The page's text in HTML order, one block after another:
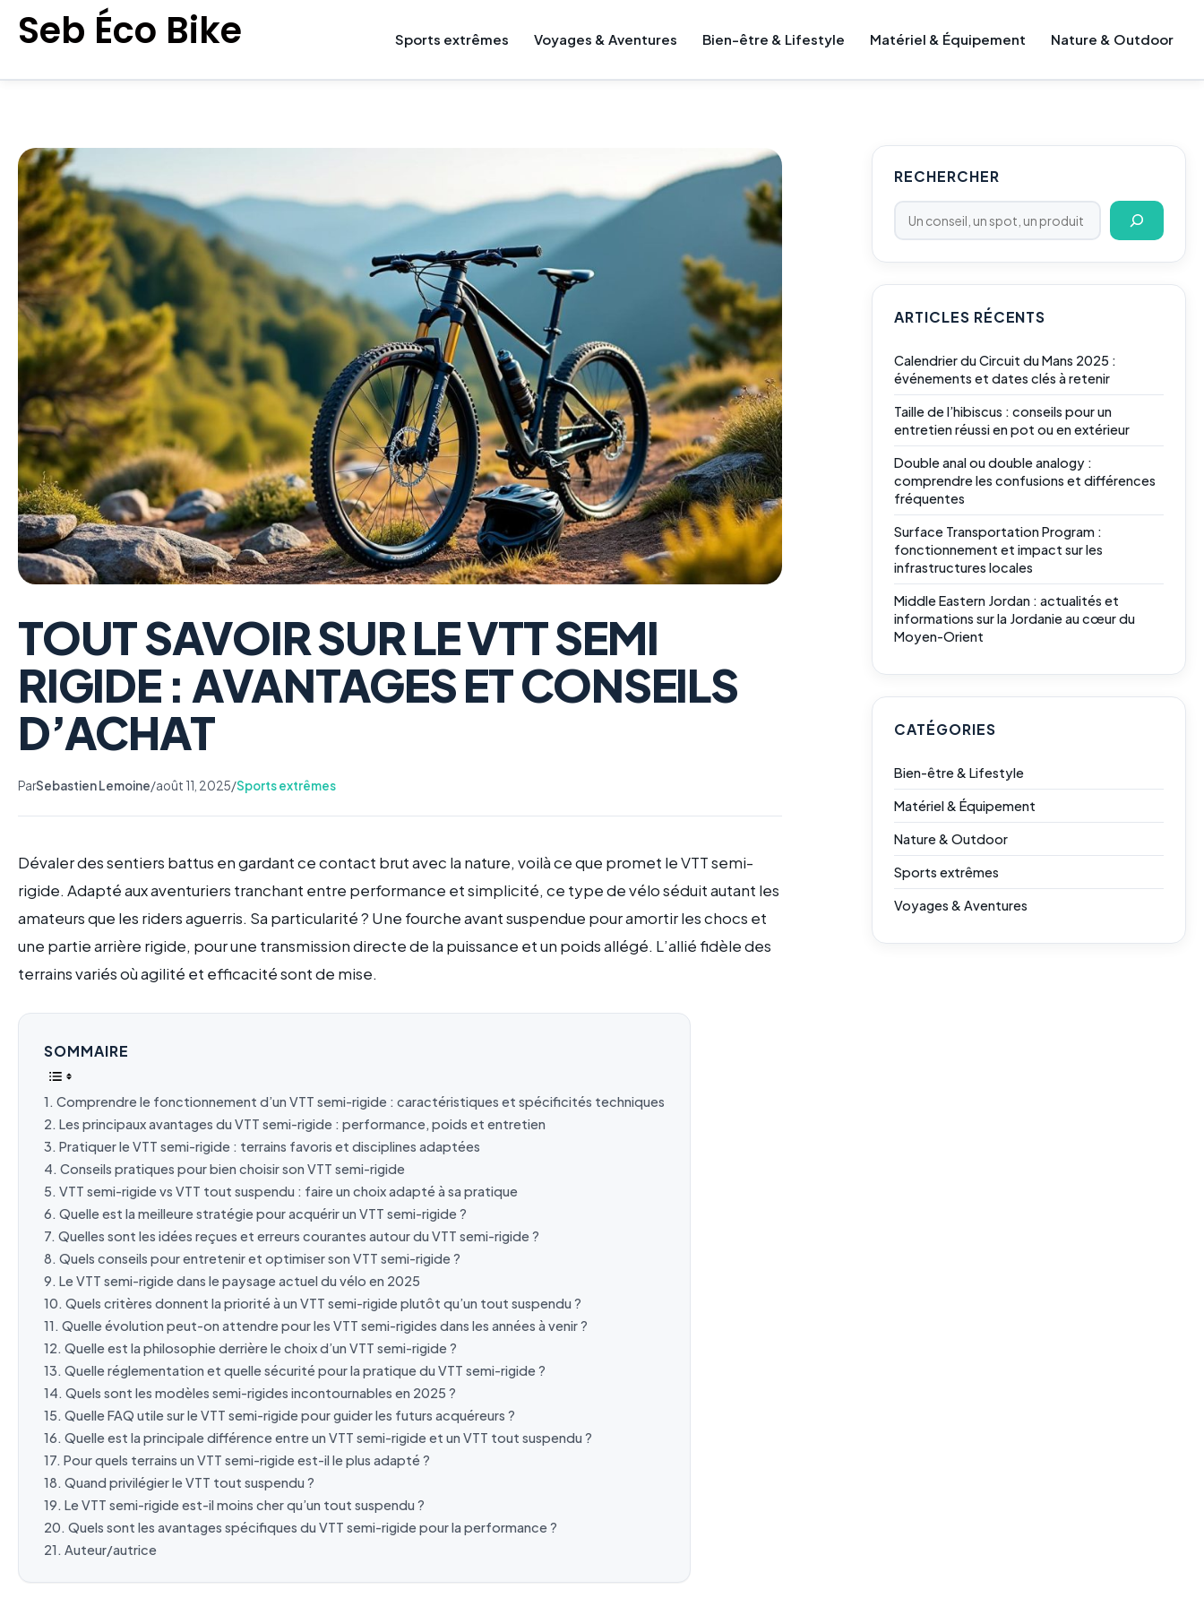
contenu
Seb Éco Bike Sports extrêmes Voyages & Aventures Bien-être & Lifestyle Matériel & Équipement Nature & Outdoor
TOUT SAVOIR SUR LE VTT SEMI
RIGIDE : AVANTAGES ET CONSEILS
D’ACHAT
ParSebastien Lemoine/août 11, 2025/Sports extrêmes
Dévaler des sentiers battus en gardant ce contact brut avec la nature, voilà ce que promet le VTT semi-
rigide. Adapté aux aventuriers tranchant entre performance et simplicité, ce type de vélo séduit autant les
amateurs que les riders aguerris. Sa particularité ? Une fourche avant suspendue pour amortir les chocs et
une partie arrière rigide, pour une transmission directe de la puissance et un poids allégé. L’allié fidèle des
terrains variés où agilité et efficacité sont de mise.
SOMMAIRE
Comprendre le fonctionnement d’un VTT semi-rigide : caractéristiques et spécificités techniques
Les principaux avantages du VTT semi-rigide : performance, poids et entretien
Pratiquer le VTT semi-rigide : terrains favoris et disciplines adaptées
Conseils pratiques pour bien choisir son VTT semi-rigide
VTT semi-rigide vs VTT tout suspendu : faire un choix adapté à sa pratique
Quelle est la meilleure stratégie pour acquérir un VTT semi-rigide ?
Quelles sont les idées reçues et erreurs courantes autour du VTT semi-rigide ?
Quels conseils pour entretenir et optimiser son VTT semi-rigide ?
Le VTT semi-rigide dans le paysage actuel du vélo en 2025
Quels critères donnent la priorité à un VTT semi-rigide plutôt qu’un tout suspendu ?
Quelle évolution peut-on attendre pour les VTT semi-rigides dans les années à venir ?
Quelle est la philosophie derrière le choix d’un VTT semi-rigide ?
Quelle réglementation et quelle sécurité pour la pratique du VTT semi-rigide ?
Quels sont les modèles semi-rigides incontournables en 2025 ?
Quelle FAQ utile sur le VTT semi-rigide pour guider les futurs acquéreurs ?
Quelle est la principale différence entre un VTT semi-rigide et un VTT tout suspendu ?
Pour quels terrains un VTT semi-rigide est-il le plus adapté ?
Quand privilégier le VTT tout suspendu ?
Le VTT semi-rigide est-il moins cher qu’un tout suspendu ?
Quels sont les avantages spécifiques du VTT semi-rigide pour la performance ?
Auteur/autrice
RECHERCHER
ARTICLES RÉCENTS
Calendrier du Circuit du Mans 2025 :
événements et dates clés à retenir
Taille de l’hibiscus : conseils pour un
entretien réussi en pot ou en extérieur
Double anal ou double analogy :
comprendre les confusions et différences
fréquentes
Surface Transportation Program :
fonctionnement et impact sur les
infrastructures locales
Middle Eastern Jordan : actualités et
informations sur la Jordanie au cœur du
Moyen-Orient
CATÉGORIES
Bien-être & Lifestyle
Matériel & Équipement
Nature & Outdoor
Sports extrêmes
Voyages & Aventures